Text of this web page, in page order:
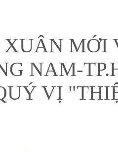
MỚI
NAM-
VỊ